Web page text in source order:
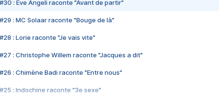
#30 : Eve Angeli raconte "Avant de partir"
#29 : MC Solaar raconte "Bouge de là"
#28 : Lorie raconte "Je vais vite"
#27 : Christophe Willem raconte "Jacques a dit"
#26 : Chimène Badi raconte "Entre nous"
#25 : Indochine raconte "3e sexe"